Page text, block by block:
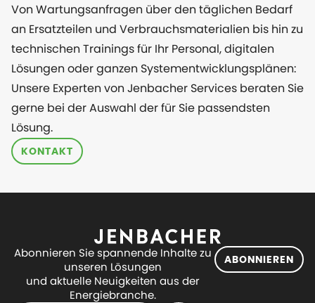
Von Wartungsanfragen über den täglichen Bedarf
an Ersatzteilen und Verbrauchsmaterialien bis hin zu
technischen Trainings für Ihr Personal, digitalen
Lösungen oder ganzen Systementwicklungsplänen:
Unsere Experten von Jenbacher Services beraten Sie
gerne bei der Auswahl der für Sie passendsten
Lösung.
KONTAKT
Abonnieren Sie spannende Inhalte zu
unseren Lösungen
und aktuelle Neuigkeiten aus der
Energiebranche.
ABONNIEREN